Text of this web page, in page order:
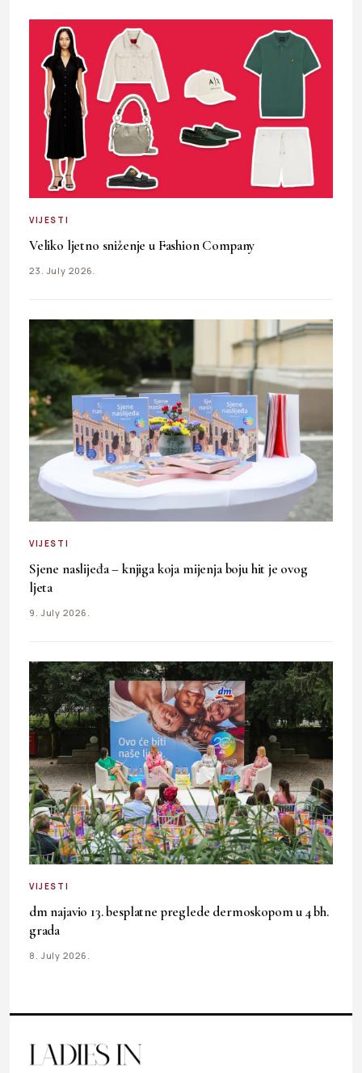
VIJESTI
Veliko ljetno sniženje u Fashion Company
23. July 2026.
VIJESTI
Sjene naslijeđa – knjiga koja mijenja boju hit je ovog
ljeta
9. July 2026.
VIJESTI
dm najavio 13. besplatne preglede dermoskopom u 4 bh.
grada
8. July 2026.